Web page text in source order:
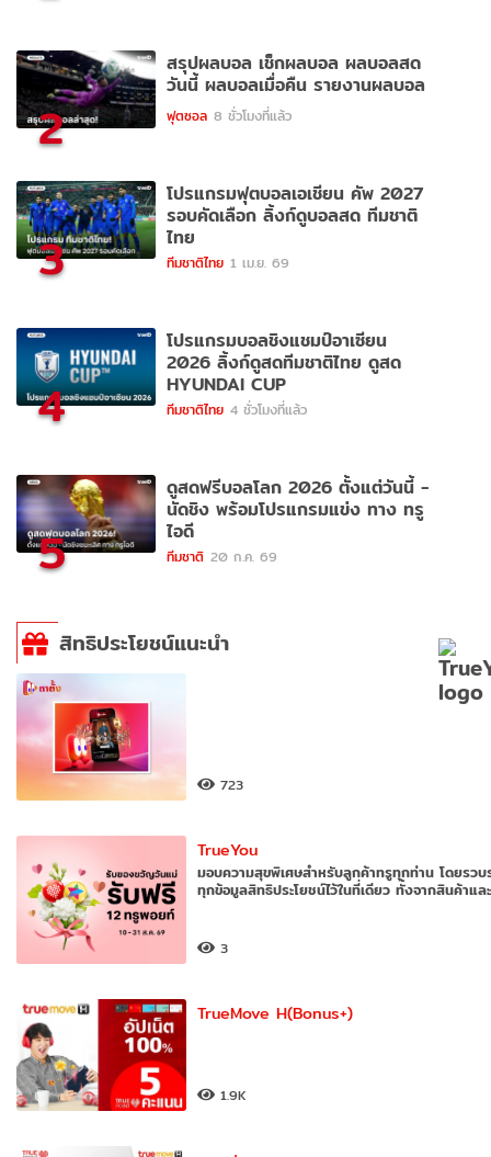
2
สรุปผลบอล เช็กผลบอล ผลบอลสด
วันนี้ ผลบอลเมื่อคืน รายงานผลบอล
ฟุตซอล 8 ชั่วโมงที่แล้ว
3
โปรแกรมฟุตบอลเอเชียน คัพ 2027
รอบคัดเลือก ลิ้งก์ดูบอลสด ทีมชาติ
ไทย
ทีมชาติไทย 1 เม.ย. 69
4
โปรแกรมบอลชิงแชมป์อาเซียน
2026 ลิ้งก์ดูสดทีมชาติไทย ดูสด
HYUNDAI CUP
ทีมชาติไทย 4 ชั่วโมงที่แล้ว
5
ดูสดฟรีบอลโลก 2026 ตั้งแต่วันนี้ -
นัดชิง พร้อมโปรแกรมแข่ง ทาง ทรู
ไอดี
ทีมชาติ 20 ก.ค. 69
สิทธิประโยชน์แนะนำ
723
TrueYou
มอบความสุขพิเศษสำหรับลูกค้าทรูทุกท่าน โดยรวบ
ทุกข้อมูลสิทธิประโยชน์ไว้ในที่เดียว ทั้งจากสินค้าแล
3
TrueMove H(Bonus+)
1.9K